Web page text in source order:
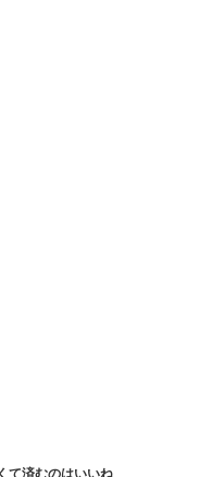
て済むのはいいね